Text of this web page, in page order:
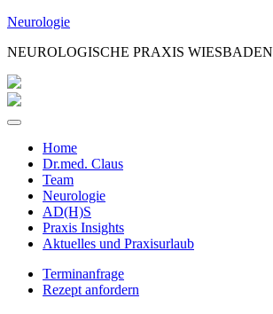
Zum
springen
Neurologie
NEUROLOGISCHE PRAXIS WIESBADEN
Home
Dr.med. Claus
Team
Neurologie
AD(H)S
Praxis Insights
Aktuelles und Praxisurlaub
Terminanfrage
Rezept anfordern